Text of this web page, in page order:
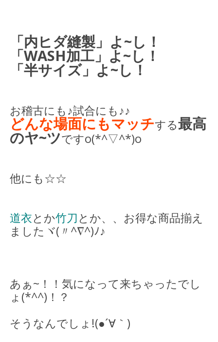
「内ヒダ縫製」よ~し！
「WASH加工」よ~し！
「半サイズ」よ~し！
お稽古にも♪試合にも♪♪
どんな場面にもマッチする最高
のヤ~ツですo(*^▽^*)o
他にも☆☆
道衣とか竹刀とか、、お得な商品揃え
ましたヾ(〃^∇^)ﾉ♪
あぁ~！！気になって来ちゃったでし
ょ(*^^)！？
そうなんでしょ!(●´∀｀)